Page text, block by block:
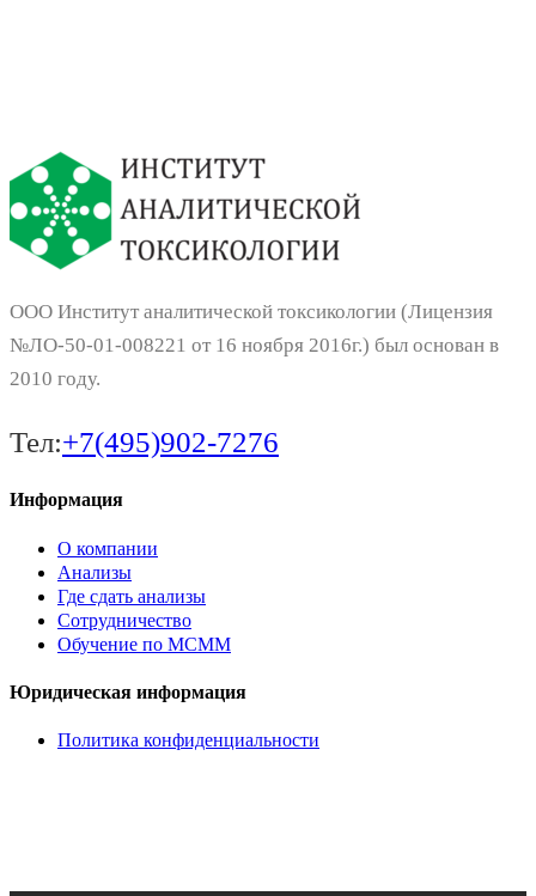
ООО Институт аналитической токсикологии (Лицензия
№ЛО-50-01-008221 от 16 ноября 2016г.) был основан в
2010 году.
Тел:+7(495)902-7276
Информация
О компании
Анализы
Где сдать анализы
Сотрудничество
Обучение по МСММ
Юридическая информация
Политика конфиденциальности